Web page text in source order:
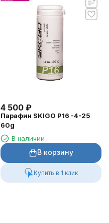
4 500 ₽
Парафин SKIGO P16 -4-25
60g
В наличии
В корзину
Купить в 1 клик